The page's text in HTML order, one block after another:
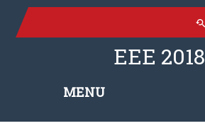
EEE 2018